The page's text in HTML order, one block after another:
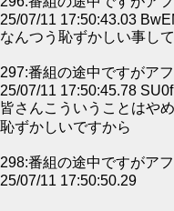
25/07/11 17:50:43.03
なんつう恥ずかしい事し
297:番組の途中ですがア
25/07/11 17:50:45.78
皆さんこういうことはや
恥ずかしいですから
298:番組の途中ですがア
25/07/11 17:50:50.29